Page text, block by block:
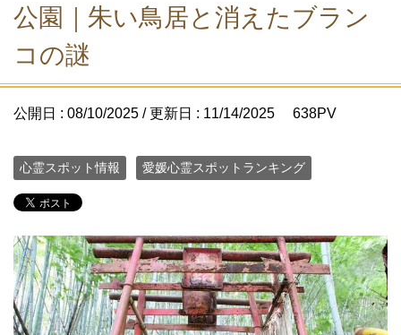
公園｜朱い鳥居と消えたブラン
コの謎
公開日 : 08/10/2025 / 更新日 : 11/14/2025 638PV
心霊スポット情報 愛媛心霊スポットランキング